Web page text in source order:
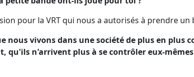
pour la VRT qui nous a autorisés à prendre un
nous vivons dans une société de plus en plus
qu'ils n'arrivent plus à se contrôler eux-